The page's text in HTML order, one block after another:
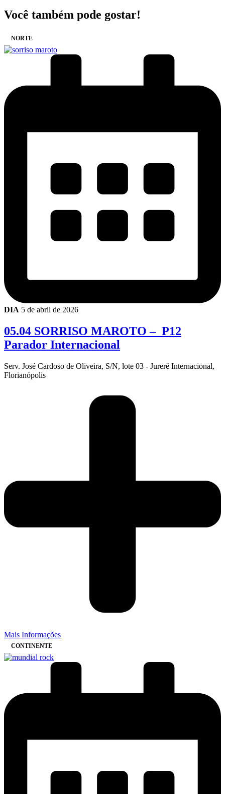
Você também pode gostar!
NORTE
DIA 5 de abril de 2026
05.04 SORRISO MAROTO – P12
Parador Internacional
Serv. José Cardoso de Oliveira, S/N, lote 03 - Jurerê Internacional,
Florianópolis
Mais Informações
CONTINENTE